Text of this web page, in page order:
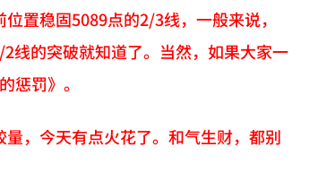
置稳固5089点的2/3线，一般来说，
线的突破就知道了。当然，如果大家一
惩罚》。
，今天有点火花了。和气生财，都别